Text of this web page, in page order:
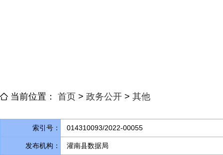
当前位置： 首页 > 政务公开 > 其他
索引号： 014310093/2022-00055
发布机构： 灌南县数据局